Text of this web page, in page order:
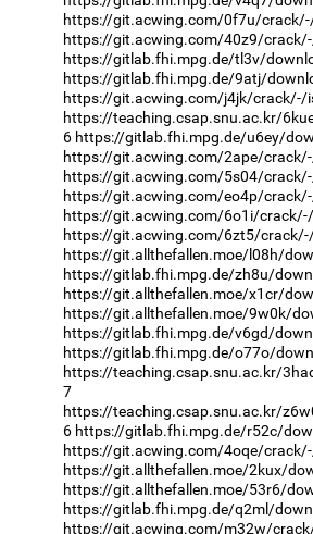
https://git.acwing.com/0f7u/
https://git.acwing.com/40z9/
https://gitlab.fhi.mpg.de/tl3v/
https://gitlab.fhi.mpg.de/9atj/
https://git.acwing.com/j4jk/crack/-/
https://teaching.csap.snu.ac.kr/
6 https://gitlab.fhi.mpg.de/u6ey/
https://git.acwing.com/2ape/
https://git.acwing.com/5s04/
https://git.acwing.com/eo4p/
https://git.acwing.com/6o1i/
https://git.acwing.com/6zt5/
https://git.allthefallen.moe/l08h/
https://gitlab.fhi.mpg.de/zh8u/
https://git.allthefallen.moe/x1cr/
https://git.allthefallen.moe/9w0k/
https://gitlab.fhi.mpg.de/v6gd/
https://gitlab.fhi.mpg.de/o77o/
https://teaching.csap.snu.ac.kr/
7
https://teaching.csap.snu.ac.kr/
6 https://gitlab.fhi.mpg.de/r52c/
https://git.acwing.com/4oqe/
https://git.allthefallen.moe/2kux/
https://git.allthefallen.moe/53r6/
https://gitlab.fhi.mpg.de/q2ml/
https://git.acwing.com/m32w/